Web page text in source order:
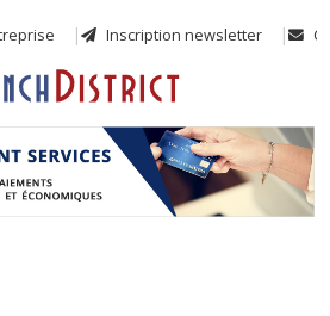
Inscription newsletter